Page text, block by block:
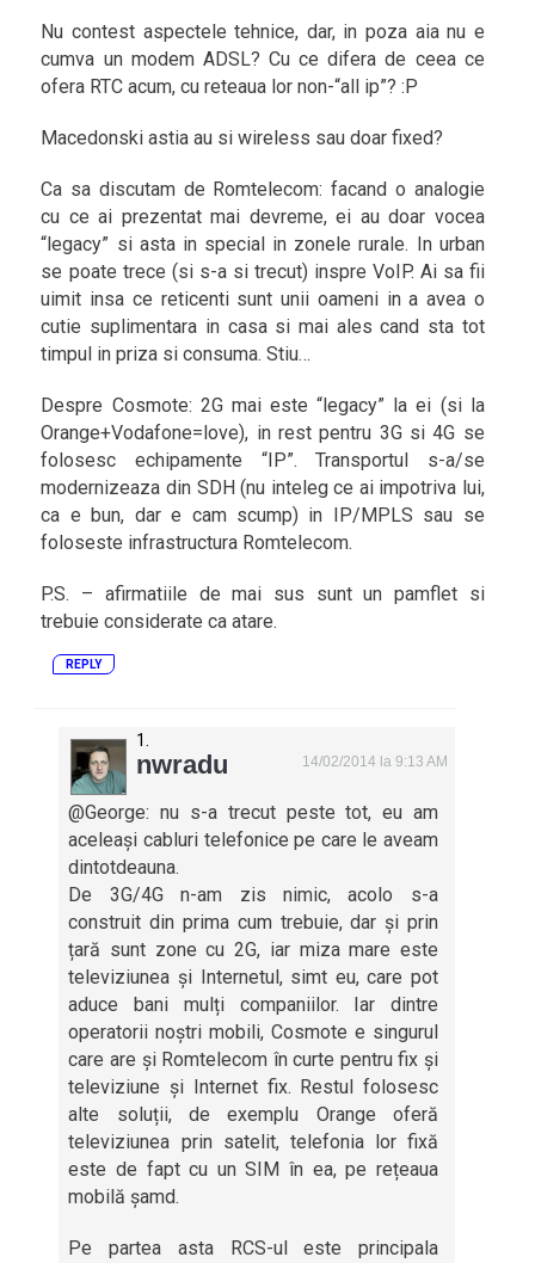
Nu contest aspectele tehnice, dar, in poza aia nu e
cumva un modem ADSL? Cu ce difera de ceea ce
ofera RTC acum, cu reteaua lor non-“all ip”? :P
Macedonski astia au si wireless sau doar fixed?
Ca sa discutam de Romtelecom: facand o analogie
cu ce ai prezentat mai devreme, ei au doar vocea
“legacy” si asta in special in zonele rurale. In urban
se poate trece (si s-a si trecut) inspre VoIP. Ai sa fii
uimit insa ce reticenti sunt unii oameni in a avea o
cutie suplimentara in casa si mai ales cand sta tot
timpul in priza si consuma. Stiu…
Despre Cosmote: 2G mai este “legacy” la ei (si la
Orange+Vodafone=love), in rest pentru 3G si 4G se
folosesc echipamente “IP”. Transportul s-a/se
modernizeaza din SDH (nu inteleg ce ai impotriva lui,
ca e bun, dar e cam scump) in IP/MPLS sau se
foloseste infrastructura Romtelecom.
P.S. – afirmatiile de mai sus sunt un pamflet si
trebuie considerate ca atare.
REPLY
nwradu 14/02/2014 la 9:13 AM
@George: nu s-a trecut peste tot, eu am
aceleași cabluri telefonice pe care le aveam
dintotdeauna.
De 3G/4G n-am zis nimic, acolo s-a
construit din prima cum trebuie, dar și prin
țară sunt zone cu 2G, iar miza mare este
televiziunea și Internetul, simt eu, care pot
aduce bani mulți companiilor. Iar dintre
operatorii noștri mobili, Cosmote e singurul
care are și Romtelecom în curte pentru fix și
televiziune și Internet fix. Restul folosesc
alte soluții, de exemplu Orange oferă
televiziunea prin satelit, telefonia lor fixă
este de fapt cu un SIM în ea, pe rețeaua
mobilă șamd.
Pe partea asta RCS-ul este principala